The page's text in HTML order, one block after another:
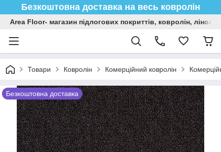
Безкоштовна доставка на весь ковролін
Area Floor- магазин підлогових покриттів, ковролін,
Товари Ковролін Комерційний ковролін
Безкоштовна доставка